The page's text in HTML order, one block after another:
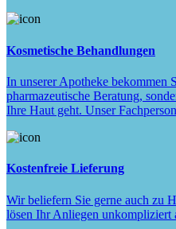
Kosmetische Behandlungen
In unserer Apotheke bekommen
pharmazeutische Beratung,
Ihre Haut geht. Unser
Kostenfreie Lieferung
Wir beliefern Sie gerne auch zu
lösen Ihr Anliegen unkompliziert